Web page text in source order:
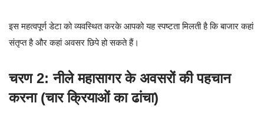
इस महत्वपूर्ण डेटा को व्यवस्थित करके आपको यह स्पष्टता मिलती है कि बाजार कहां
संतृप्त है और कहां अवसर छिपे हो सकते हैं।
चरण 2: नीले महासागर के अवसरों की पहचान
करना (चार क्रियाओं का ढांचा)